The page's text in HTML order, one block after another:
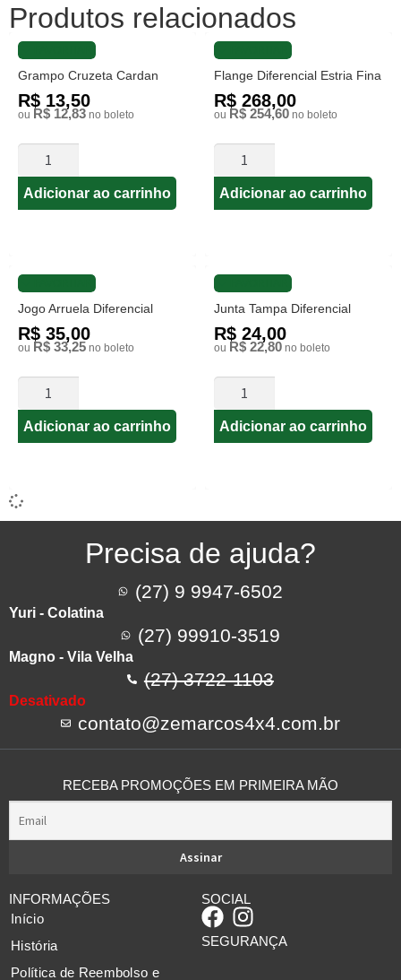
Produtos relacionados
Grampo Cruzeta Cardan
R$ 13,50
ou R$ 12,83 no boleto
Adicionar ao carrinho
Flange Diferencial Estria Fina
R$ 268,00
ou R$ 254,60 no boleto
Adicionar ao carrinho
Jogo Arruela Diferencial
R$ 35,00
ou R$ 33,25 no boleto
Adicionar ao carrinho
Junta Tampa Diferencial
R$ 24,00
ou R$ 22,80 no boleto
Adicionar ao carrinho
Precisa de ajuda?
(27) 9 9947-6502
Yuri - Colatina
(27) 99910-3519
Magno - Vila Velha
(27) 3722-1103
Desativado
contato@zemarcos4x4.com.br
RECEBA PROMOÇÕES EM PRIMEIRA MÃO
INFORMAÇÕES
Início
História
Política de Reembolso e
SOCIAL
SEGURANÇA